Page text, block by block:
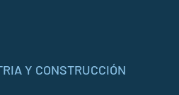
Y CONSTRUCCIÓN